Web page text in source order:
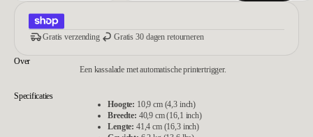
Gratis verzending Gratis 30 dagen retourneren
Over
Een kassalade met automatische printertrigger.
Specificaties
Hoogte: 10,9 cm (4,3 inch)
Breedte: 40,9 cm (16,1 inch)
Lengte: 41,4 cm (16,3 inch)